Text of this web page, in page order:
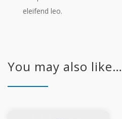
eleifend leo.
You may also like…